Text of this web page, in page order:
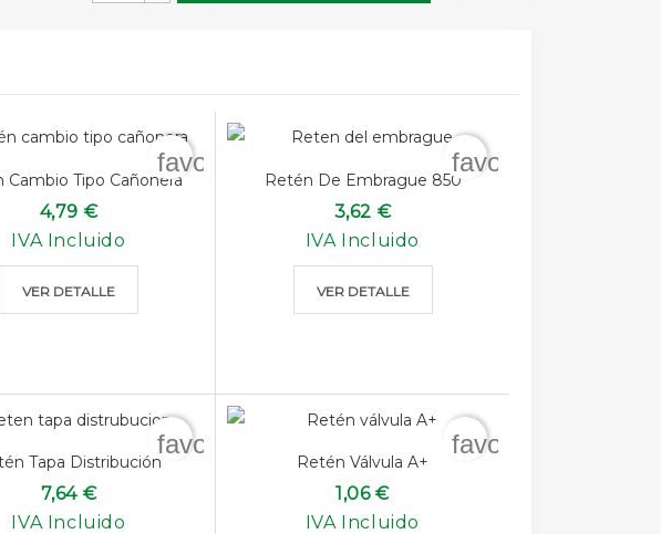
Cambio Tipo Cañonera
4,79 €
IVA Incluido
VER DETALLE
favorite_border
Retén De Embrague 850
3,62 €
IVA Incluido
VER DETALLE
favorite_border
Tapa Distribución
7,64 €
IVA Incluido
favorite_border
Retén Válvula A+
1,06 €
IVA Incluido
favorite_border